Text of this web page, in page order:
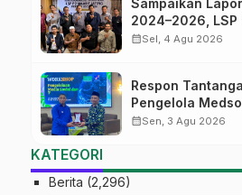
2024–2026, LSP
Jateng
calendar_monthSel, 4 Agu 2026
Respon
Pengelola
Pekalongan Ikuti
calendar_monthSen, 3 Agu 2026
KATEGORI
Berita (2,296)